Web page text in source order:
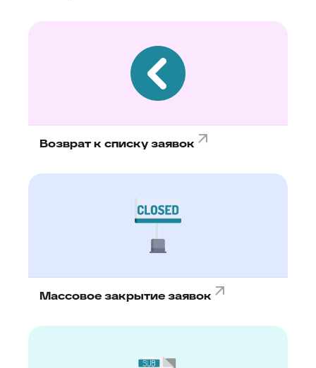
Возврат к списку заявок
Массовое закрытие заявок